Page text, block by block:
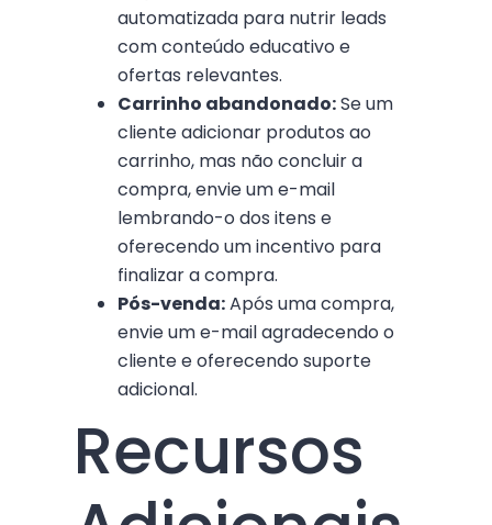
automatizada para nutrir leads
com conteúdo educativo e
ofertas relevantes.
Carrinho abandonado:Se um
cliente adicionar produtos ao
carrinho, mas não concluir a
compra, envie um e-mail
lembrando-o dos itens e
oferecendo um incentivo para
finalizar a compra.
Pós-venda:Após uma compra,
envie um e-mail agradecendo o
cliente e oferecendo suporte
adicional.
Recursos